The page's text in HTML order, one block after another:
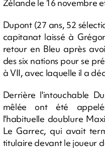
Zélande le 16 novembre
Dupont (27 ans, 52
capitanat laissé à
retour en Bleu après
des six nations pour se
à VII, avec laquelle il a
Derrière l'intouchable
mêlée ont été
l'habituelle doublure
Le Garrec, qui avait
titulaire devant le joueur